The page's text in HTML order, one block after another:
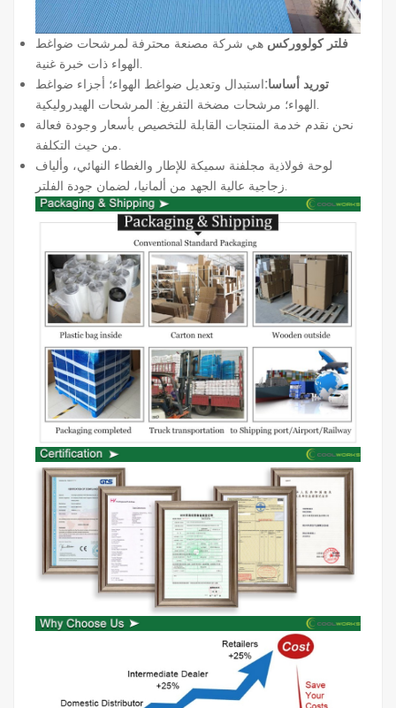
فلتر كولووركس هي شركة مصنعة محترفة لمرشحات ضواغط
الهواء ذات خبرة غنية.
توريد أساسا:استبدال وتعديل ضواغط الهواء؛ أجزاء ضواغط
الهواء؛ مرشحات مضخة التفريغ: المرشحات الهيدروليكية.
نحن نقدم خدمة المنتجات القابلة للتخصيص بأسعار وجودة فعالة
من حيث التكلفة.
لوحة فولاذية مجلفنة سميكة للإطار والغطاء النهائي، وألياف
زجاجية عالية الجهد من ألمانيا، لضمان جودة الفلتر.